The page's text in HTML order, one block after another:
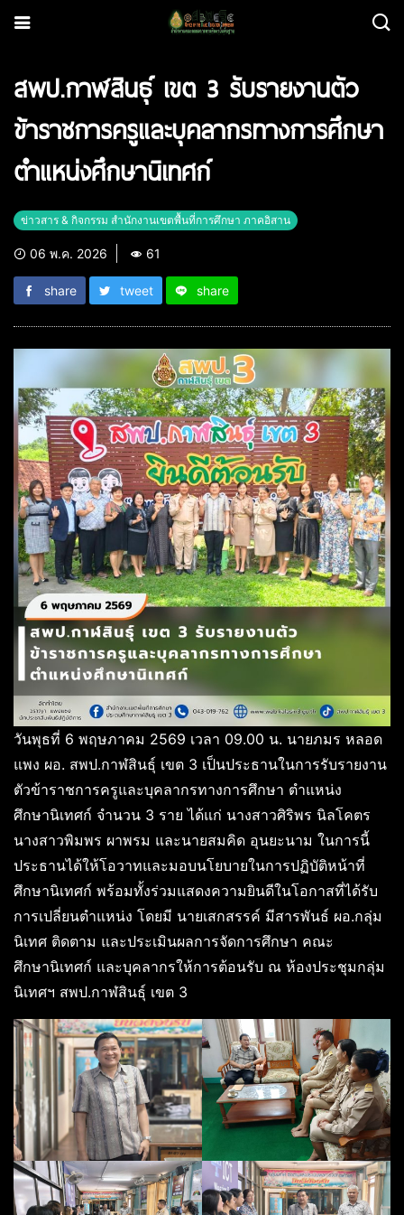
สพป.กาฬสินธุ์ เขต 3 รับรายงานตัว
ข้าราชการครูและบุคลากรทางการศึกษา
ตำแหน่งศึกษานิเทศก์
ข่าวสาร & กิจกรรม สำนักงานเขตพื้นที่การศึกษา ภาคอิสาน
06 พ.ค. 2026 61
share tweet share
วันพุธที่ 6 พฤษภาคม 2569 เวลา 09.00 น. นายภมร หลอด
แพง ผอ. สพป.กาฬสินธุ์ เขต 3 เป็นประธานในการรับรายงาน
ตัวข้าราชการครูและบุคลากรทางการศึกษา ตำแหน่ง
ศึกษานิเทศก์ จำนวน 3 ราย ได้แก่ นางสาวศิริพร นิลโคตร
นางสาวพิมพร ผาพรม และนายสมคิด อุนยะนาม ในการนี้
ประธานได้ให้โอวาทและมอบนโยบายในการปฏิบัติหน้าที่
ศึกษานิเทศก์ พร้อมทั้งร่วมแสดงความยินดีในโอกาสที่ได้รับ
การเปลี่ยนตำแหน่ง โดยมี นายเสกสรรค์ มีสารพันธ์ ผอ.กลุ่ม
นิเทศ ติดตาม และประเมินผลการจัดการศึกษา คณะ
ศึกษานิเทศก์ และบุคลากรให้การต้อนรับ ณ ห้องประชุมกลุ่ม
นิเทศฯ สพป.กาฬสินธุ์ เขต 3